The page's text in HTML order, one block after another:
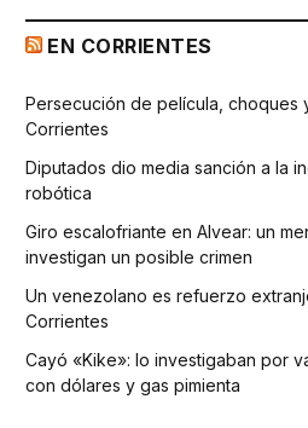
EN CORRIENTES
Persecución de película, choques
Corrientes
Diputados dio media sanción a la
robótica
Giro escalofriante en Alvear: un
investigan un posible crimen
Un venezolano es refuerzo
Corrientes
Cayó «Kike»: lo investigaban por
con dólares y gas pimienta